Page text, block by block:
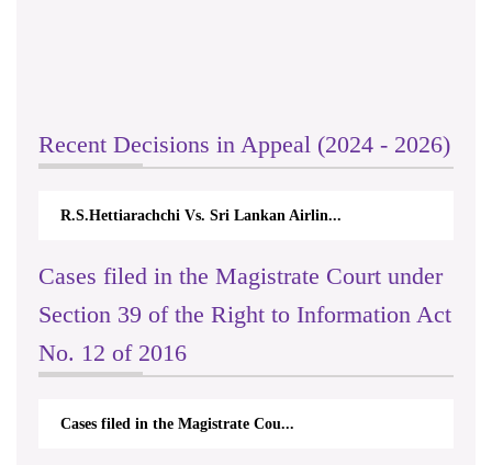
Recent Decisions in Appeal (2024 - 2026)
R.S.Hettiarachchi Vs. Sri Lankan Airlin...
Cases filed in the Magistrate Court under
Section 39 of the Right to Information Act
No. 12 of 2016
Cases filed in the Magistrate Cou...